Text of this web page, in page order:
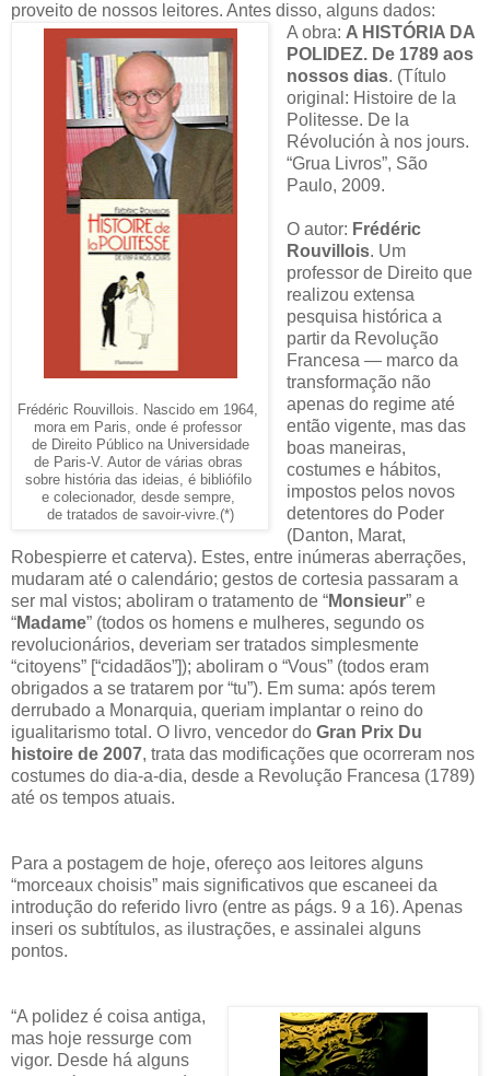
proveito de nossos leitores. Antes disso, alguns dados:
Frédéric Rouvillois. Nascido em 1964,
mora em Paris, onde é professor
de Direito Público na Universidade
de Paris-V. Autor de várias obras
sobre história das ideias, é bibliófilo
e colecionador, desde sempre,
de tratados de savoir-vivre.(*)
A obra: A HISTÓRIA DA
POLIDEZ. De 1789 aos
nossos dias. (Título
original: Histoire de la
Politesse. De la
Révolución à nos jours.
“Grua Livros”, São
Paulo, 2009.
O autor: Frédéric
Rouvillois. Um
professor de Direito que
realizou extensa
pesquisa histórica a
partir da Revolução
Francesa — marco da
transformação não
apenas do regime até
então vigente, mas das
boas maneiras,
costumes e hábitos,
impostos pelos novos
detentores do Poder
(Danton, Marat,
Robespierre et caterva). Estes, entre inúmeras aberrações,
mudaram até o calendário; gestos de cortesia passaram a
ser mal vistos; aboliram o tratamento de “Monsieur” e
“Madame” (todos os homens e mulheres, segundo os
revolucionários, deveriam ser tratados simplesmente
“citoyens” [“cidadãos”]); aboliram o “Vous” (todos eram
obrigados a se tratarem por “tu”). Em suma: após terem
derrubado a Monarquia, queriam implantar o reino do
igualitarismo total. O livro, vencedor do Gran Prix Du
histoire de 2007, trata das modificações que ocorreram nos
costumes do dia-a-dia, desde a Revolução Francesa (1789)
até os tempos atuais.
Para a postagem de hoje, ofereço aos leitores alguns
“morceaux choisis” mais significativos que escaneei da
introdução do referido livro (entre as págs. 9 a 16). Apenas
inseri os subtítulos, as ilustrações, e assinalei alguns
pontos.
“A polidez é coisa antiga,
mas hoje ressurge com
vigor. Desde há alguns